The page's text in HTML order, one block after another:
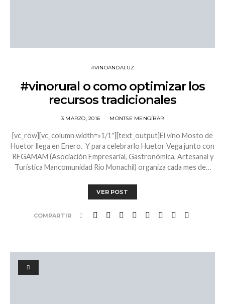
#VINOANDALUZ
#vinorural o como optimizar los
recursos tradicionales
3 MARZO, 2016 MONTSE MENGÍBAR
[vc_row][vc_column width=»1/1″][text_output]El vino Mosto de
Huetor llega en Enero. Y para celebrarlo Huetor Vega junto con
REGAMAM (Asociación Empresarial, Gastronómica, Artesanal y
Turística Mancomunidad Rio Monachil) organiza cada mes de…
VER POST
COMPARTIR